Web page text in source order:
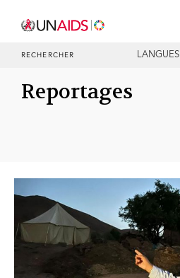
RECHERCHER LANGUES
Reportages